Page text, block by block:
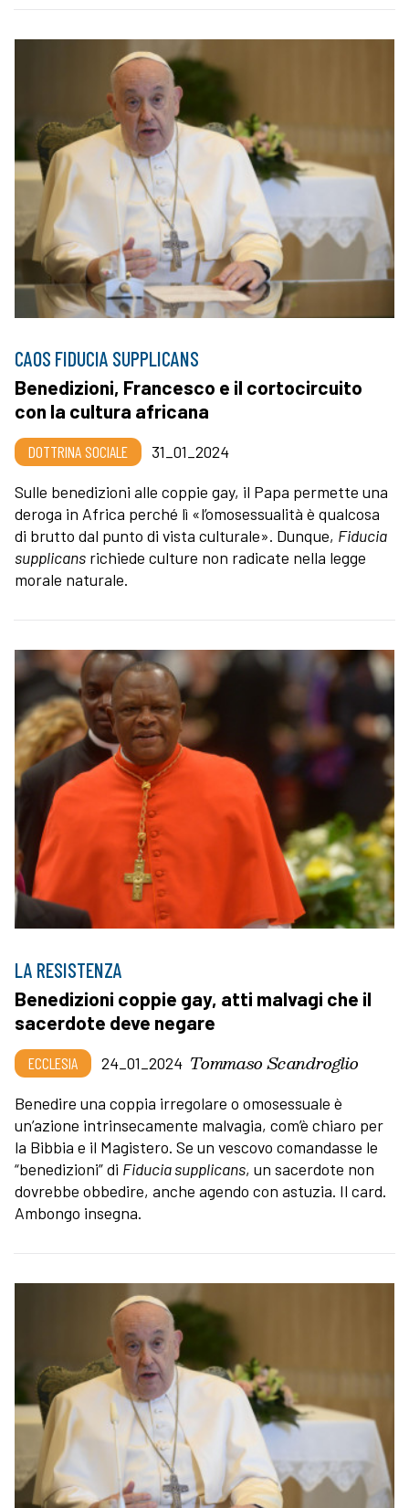
CAOS FIDUCIA SUPPLICANS
Benedizioni, Francesco e il cortocircuito
con la cultura africana
DOTTRINA SOCIALE
31_01_2024
Sulle benedizioni alle coppie gay, il Papa permette una
deroga in Africa perché lì «l’omosessualità è qualcosa
di brutto dal punto di vista culturale». Dunque, Fiducia
supplicans richiede culture non radicate nella legge
morale naturale.
LA RESISTENZA
Benedizioni coppie gay, atti malvagi che il
sacerdote deve negare
ECCLESIA 24_01_2024 Tommaso Scandroglio
Benedire una coppia irregolare o omosessuale è
un’azione intrinsecamente malvagia, com’è chiaro per
la Bibbia e il Magistero. Se un vescovo comandasse le
“benedizioni” di Fiducia supplicans, un sacerdote non
dovrebbe obbedire, anche agendo con astuzia. Il card.
Ambongo insegna.